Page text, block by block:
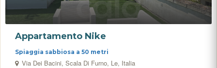
Appartamento Nike
Spiaggia sabbiosa a 50 metri
Via Dei Bacini, Scala Di Furno, Le, Italia